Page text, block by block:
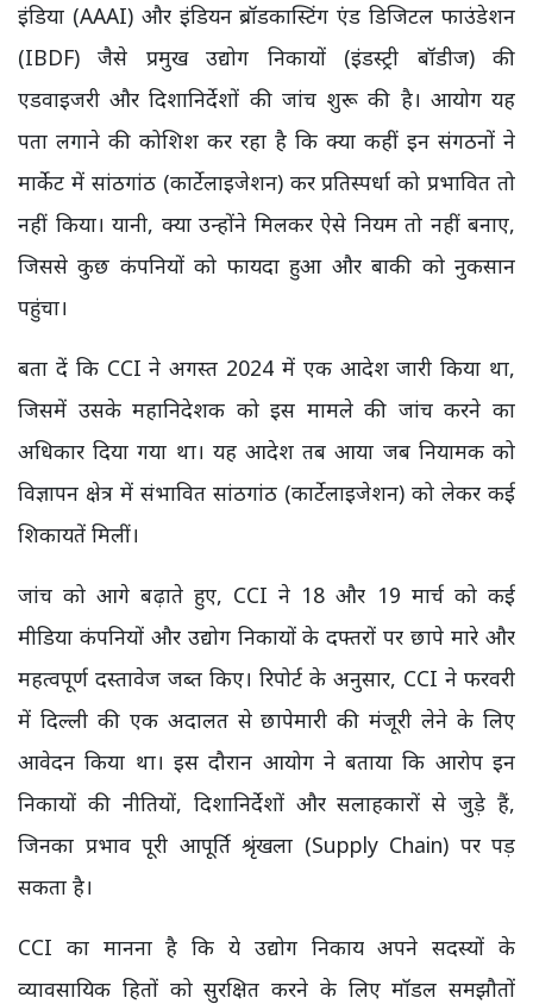
इंडिया (AAAI) और इंडियन ब्रॉडकास्टिंग एंड डिजिटल फाउंडेशन
(IBDF) जैसे प्रमुख उद्योग निकायों (इंडस्ट्री बॉडीज) की
एडवाइजरी और दिशानिर्देशों की जांच शुरू की है। आयोग यह
पता लगाने की कोशिश कर रहा है कि क्या कहीं इन संगठनों ने
मार्केट में सांठगांठ (कार्टेलाइजेशन) कर प्रतिस्पर्धा को प्रभावित तो
नहीं किया। यानी, क्या उन्होंने मिलकर ऐसे नियम तो नहीं बनाए,
जिससे कुछ कंपनियों को फायदा हुआ और बाकी को नुकसान
पहुंचा।
बता दें कि CCI ने अगस्त 2024 में एक आदेश जारी किया था,
जिसमें उसके महानिदेशक को इस मामले की जांच करने का
अधिकार दिया गया था। यह आदेश तब आया जब नियामक को
विज्ञापन क्षेत्र में संभावित सांठगांठ (कार्टेलाइजेशन) को लेकर कई
शिकायतें मिलीं।
जांच को आगे बढ़ाते हुए, CCI ने 18 और 19 मार्च को कई
मीडिया कंपनियों और उद्योग निकायों के दफ्तरों पर छापे मारे और
महत्वपूर्ण दस्तावेज जब्त किए। रिपोर्ट के अनुसार, CCI ने फरवरी
में दिल्ली की एक अदालत से छापेमारी की मंजूरी लेने के लिए
आवेदन किया था। इस दौरान आयोग ने बताया कि आरोप इन
निकायों की नीतियों, दिशानिर्देशों और सलाहकारों से जुड़े हैं,
जिनका प्रभाव पूरी आपूर्ति श्रृंखला (Supply Chain) पर पड़
सकता है।
CCI का मानना है कि ये उद्योग निकाय अपने सदस्यों के
व्यावसायिक हितों को सुरक्षित करने के लिए मॉडल समझौतों